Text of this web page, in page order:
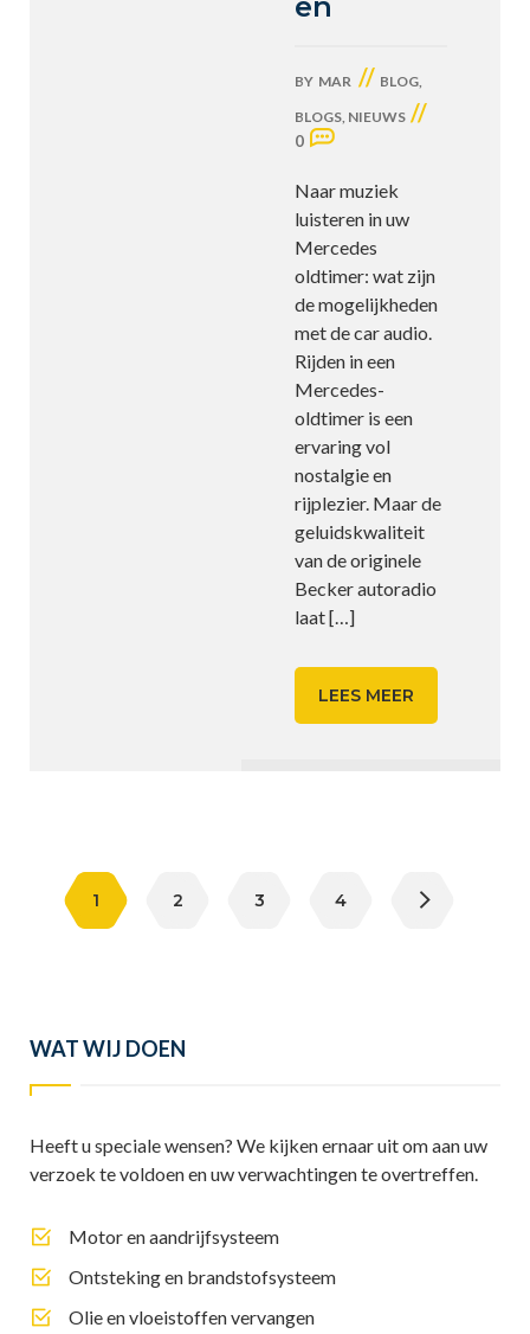
BY MAR // BLOG,
BLOGS, NIEUWS //
0
Naar muziek
luisteren in uw
Mercedes
oldtimer: wat zijn
de mogelijkheden
met de car audio.
Rijden in een
Mercedes-
oldtimer is een
ervaring vol
nostalgie en
rijplezier. Maar de
geluidskwaliteit
van de originele
Becker autoradio
laat[…]
LEES MEER
paginering
1 2 3 4
WAT WIJ DOEN
Heeft u speciale wensen? We kijken ernaar uit om aan uw
verzoek te voldoen en uw verwachtingen te overtreffen.
Motor en aandrijfsysteem
Ontsteking en brandstofsysteem
Olie en vloeistoffen vervangen